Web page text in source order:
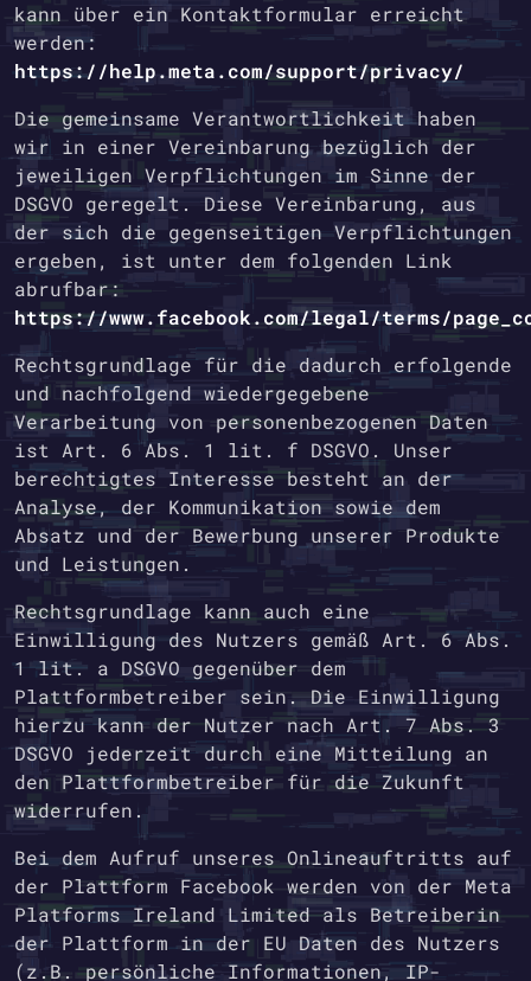
kann über ein Kontaktformular erreicht
werden:
https://help.meta.com/support/privacy/
Die gemeinsame Verantwortlichkeit haben
wir in einer Vereinbarung bezüglich der
jeweiligen Verpflichtungen im Sinne der
DSGVO geregelt. Diese Vereinbarung, aus
der sich die gegenseitigen Verpflichtungen
ergeben, ist unter dem folgenden Link
abrufbar:
https://www.facebook.com/legal/terms/
Rechtsgrundlage für die dadurch erfolgende
und nachfolgend wiedergegebene
Verarbeitung von personenbezogenen Daten
ist Art. 6 Abs. 1 lit. f DSGVO. Unser
berechtigtes Interesse besteht an der
Analyse, der Kommunikation sowie dem
Absatz und der Bewerbung unserer Produkte
und Leistungen.
Rechtsgrundlage kann auch eine
Einwilligung des Nutzers gemäß Art. 6 Abs.
1 lit. a DSGVO gegenüber dem
Plattformbetreiber sein. Die Einwilligung
hierzu kann der Nutzer nach Art. 7 Abs. 3
DSGVO jederzeit durch eine Mitteilung an
den Plattformbetreiber für die Zukunft
widerrufen.
Bei dem Aufruf unseres Onlineauftritts auf
der Plattform Facebook werden von der Meta
Platforms Ireland Limited als Betreiberin
der Plattform in der EU Daten des Nutzers
(z.B. persönliche Informationen, IP-